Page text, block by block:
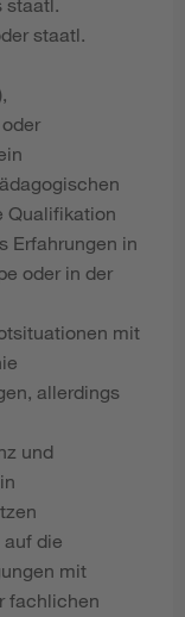
staatl.
Qualifikation
Erfahrungen in
oder in der
mit
allerdings
und
die
mit
fachlichen